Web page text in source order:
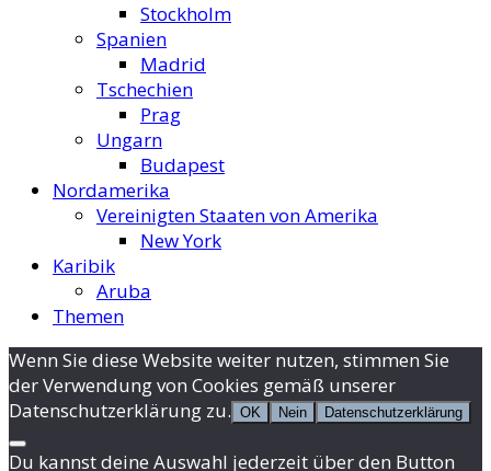
Stockholm
Spanien
Madrid
Tschechien
Prag
Ungarn
Budapest
Nordamerika
Vereinigten Staaten von Amerika
New York
Karibik
Aruba
Themen
Wenn Sie diese Website weiter nutzen, stimmen Sie
der Verwendung von Cookies gemäß unserer
Datenschutzerklärung zu. OK Nein Datenschutzerklärung
Du kannst deine Auswahl jederzeit über den Button